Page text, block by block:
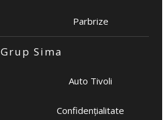
Parbrize
Grup Sima
Auto Tivoli
Confidențialitate